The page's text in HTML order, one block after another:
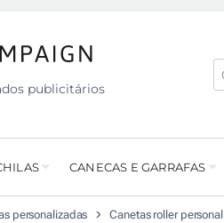
publicitários
CANECAS E GARRAFAS
personalizadas Canetas roller